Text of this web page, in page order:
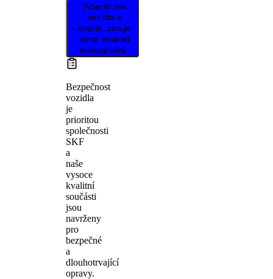
Vyberte své
vozidlo a
ověřte, zda je
tento produkt
kompatibilní.
Bezpečnost
vozidla
je
prioritou
společnosti
SKF
a
naše
vysoce
kvalitní
součásti
jsou
navrženy
pro
bezpečné
a
dlouhotrvající
opravy.